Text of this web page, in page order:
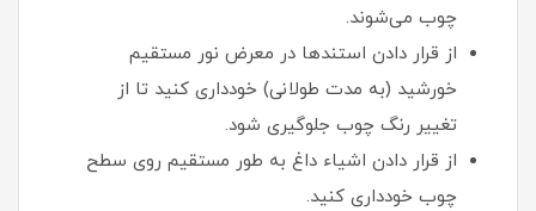
چوب می‌شوند.
از قرار دادن استندها در معرض نور مستقیم
خورشید (به مدت طولانی) خودداری کنید تا از
تغییر رنگ چوب جلوگیری شود.
از قرار دادن اشیاء داغ به طور مستقیم روی سطح
چوب خودداری کنید.